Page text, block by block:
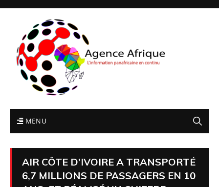
MENU
AIR CÔTE D’IVOIRE A TRANSPORTÉ
6,7 MILLIONS DE PASSAGERS EN 10